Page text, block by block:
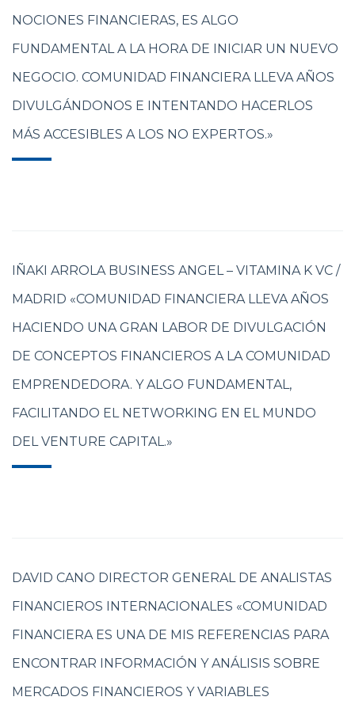
NOCIONES FINANCIERAS, ES ALGO
FUNDAMENTAL A LA HORA DE INICIAR UN NUEVO
NEGOCIO. COMUNIDAD FINANCIERA LLEVA AÑOS
DIVULGÁNDONOS E INTENTANDO HACERLOS
MÁS ACCESIBLES A LOS NO EXPERTOS.»
IÑAKI ARROLA BUSINESS ANGEL – VITAMINA K VC /
MADRID «COMUNIDAD FINANCIERA LLEVA AÑOS
HACIENDO UNA GRAN LABOR DE DIVULGACIÓN
DE CONCEPTOS FINANCIEROS A LA COMUNIDAD
EMPRENDEDORA. Y ALGO FUNDAMENTAL,
FACILITANDO EL NETWORKING EN EL MUNDO
DEL VENTURE CAPITAL.»
DAVID CANO DIRECTOR GENERAL DE ANALISTAS
FINANCIEROS INTERNACIONALES «COMUNIDAD
FINANCIERA ES UNA DE MIS REFERENCIAS PARA
ENCONTRAR INFORMACIÓN Y ANÁLISIS SOBRE
MERCADOS FINANCIEROS Y VARIABLES